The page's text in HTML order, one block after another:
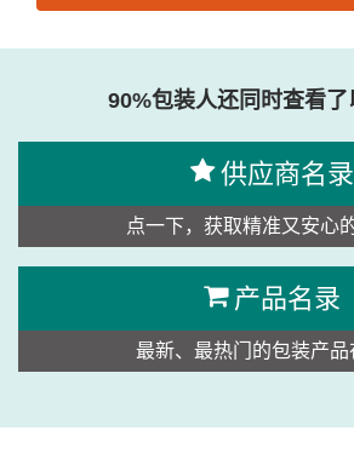
90%包装人还同时查看了
供应商名录
点一下，获取精准又安心
产品名录
最新、最热门的包装产品